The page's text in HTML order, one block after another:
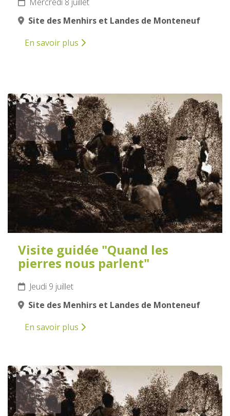
Site des Menhirs et Landes de Monteneuf
En savoir plus
9
JUILLET
2026
Visite guidée "Quand les
pierres nous parlent"
Jeudi 9 juillet
Site des Menhirs et Landes de Monteneuf
En savoir plus
10
JUILLET
2026